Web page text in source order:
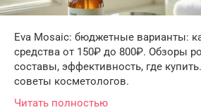
Eva Mosaic: бюджетные варианты:
средства от 150₽ до 800₽. Обзоры
составы, эффективность, где
советы косметологов.
Читать полностью